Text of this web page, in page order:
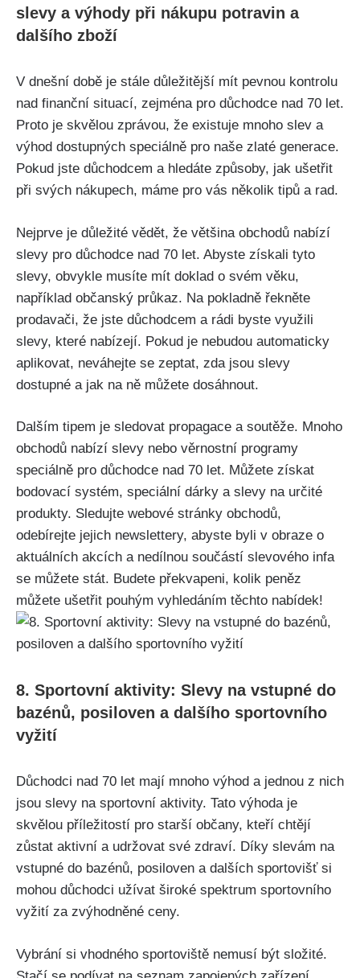
slevy a výhody při nákupu potravin a
dalšího zboží
V dnešní době je stále důležitější mít pevnou kontrolu
nad finanční situací, zejména pro důchodce nad 70 let.
Proto je skvělou zprávou, že existuje mnoho slev a
výhod dostupných speciálně pro naše zlaté generace.
Pokud jste důchodcem a hledáte způsoby, jak ušetřit
při svých nákupech, máme pro vás několik tipů a rad.
Nejprve je důležité vědět, že většina obchodů nabízí
slevy pro důchodce nad 70 let. Abyste získali tyto
slevy, obvykle musíte mít doklad o svém věku,
například občanský průkaz. Na pokladně řekněte
prodavači, že jste důchodcem a rádi byste využili
slevy, které nabízejí. Pokud je nebudou automaticky
aplikovat, neváhejte se zeptat, zda jsou slevy
dostupné a jak na ně můžete dosáhnout.
Dalším tipem je sledovat propagace a soutěže. Mnoho
obchodů nabízí slevy nebo věrnostní programy
speciálně pro důchodce nad 70 let. Můžete získat
bodovací systém, speciální dárky a slevy na určité
produkty. Sledujte webové stránky obchodů,
odebírejte jejich newslettery, abyste byli v obraze o
aktuálních akcích a nedílnou součástí slevového infa
se můžete stát. Budete překvapeni, kolik peněz
můžete ušetřit pouhým vyhledáním těchto nabídek!
8. Sportovní aktivity: Slevy na vstupné do
bazénů, posiloven a dalšího sportovního
vyžití
Důchodci nad 70 let mají mnoho výhod a jednou z nich
jsou slevy na sportovní aktivity. Tato výhoda je
skvělou příležitostí pro starší občany, kteří chtějí
zůstat aktivní a udržovat své zdraví. Díky slevám na
vstupné do bazénů, posiloven a dalších sportovišť si
mohou důchodci užívat široké spektrum sportovního
vyžití za zvýhodněné ceny.
Vybrání si vhodného sportoviště nemusí být složité.